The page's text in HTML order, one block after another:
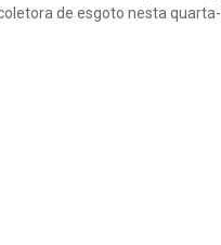
de esgoto nesta quarta-